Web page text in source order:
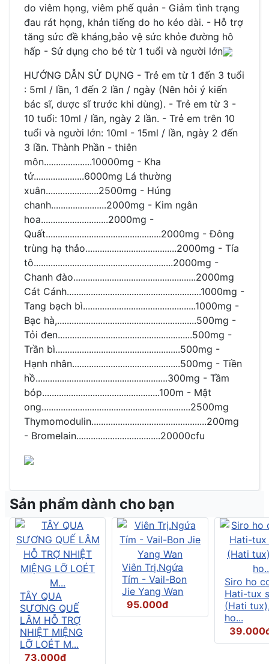
do viêm họng, viêm phế quản - Giảm tình trạng
đau rát họng, khản tiếng do ho kéo dài. - Hỗ trợ
tăng sức đề kháng,bảo vệ sức khỏe đường hô
hấp - Sử dụng cho bé từ 1 tuổi và người lớn
HƯỚNG DẪN SỬ DỤNG - Trẻ em từ 1 đến 3 tuổi
: 5ml / lần, 1 đến 2 lần / ngày (Nên hỏi ý kiến
bác sĩ, dược sĩ trước khi dùng). - Trẻ em từ 3 -
10 tuổi: 10ml / lần, ngày 2 lần. - Trẻ em trên 10
tuổi và người lớn: 10ml - 15ml / lần, ngày 2 đến
3 lần. Thành Phần - thiên
môn....................10000mg - Kha
tử.....................6000mg Lá thường
xuân......................2500mg - Húng
chanh.......................2000mg - Kim ngân
hoa............................2000mg -
Quất................................................2000mg - Đông
trùng hạ thảo......................................2000mg - Tía
tô..........................................................2000mg -
Chanh đào...................................................2000mg
Cát Cánh........................................................1000mg -
Tang bạch bì...............................................1000mg -
Bạc hà,..........................................................500mg -
Tỏi đen........................................................500mg -
Trần bì....................................................500mg -
Hạnh nhân.............................................500mg - Tiền
hồ.......................................................300mg - Tầm
bóp.................................................100m - Mật
ong..............................................................2500mg
Thymomodulin................................................200mg
- Bromelain...................................20000cfu
Sản phẩm dành cho bạn
TÂY QUA
SƯƠNG QUẾ
LÂM HỖ TRỢ
NHIỆT MIỆNG
LỠ LOÉT M...
73.000đ
Viên Trị.Ngứa
Tím - Vail-Bon
Jie Yang Wan
95.000đ
Siro ho
Hati-tux
(Hati
ho...